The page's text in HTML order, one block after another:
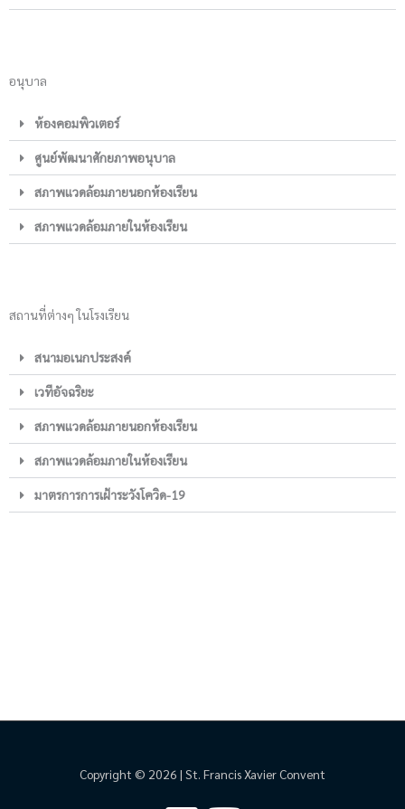
อนุบาล
ห้องคอมพิวเตอร์
ศูนย์พัฒนาศักยภาพอนุบาล
สภาพแวดล้อมภายนอกห้องเรียน
สภาพแวดล้อมภายในห้องเรียน
สถานที่ต่างๆ ในโรงเรียน
สนามอเนกประสงค์
เวทีอัจฉริยะ
สภาพแวดล้อมภายนอกห้องเรียน
สภาพแวดล้อมภายในห้องเรียน
มาตรการการเฝ้าระวังโควิด-19
Copyright © 2026 | St. Francis Xavier Convent